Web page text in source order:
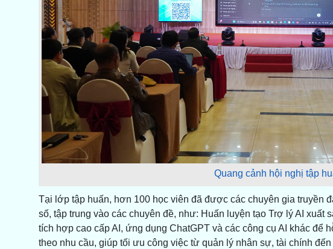
Quang cảnh hội nghị tập
Tại lớp tập huấn, hơn 100 học viên đã được các chuyên gia truyền
số, tập trung vào các chuyên đề, như: Huấn luyện tạo Trợ lý AI xuất
tích hợp cao cấp AI, ứng dụng ChatGPT và các công cụ AI khác để
theo nhu cầu, giúp tối ưu công việc từ quản lý nhân sự, tài chính